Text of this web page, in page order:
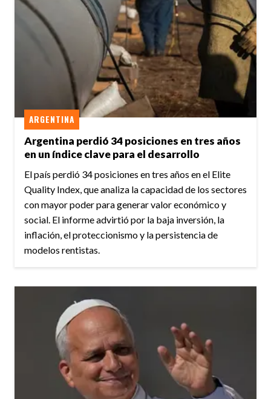
Argentina perdió 34 posiciones en tres años
en un índice clave para el desarrollo
ARGENTINA
El país perdió 34 posiciones en tres años en el Elite
Quality Index, que analiza la capacidad de los sectores
con mayor poder para generar valor económico y
social. El informe advirtió por la baja inversión, la
inflación, el proteccionismo y la persistencia de
modelos rentistas.